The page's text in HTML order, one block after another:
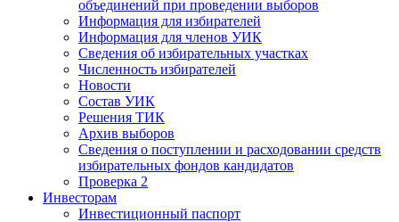
объединений при проведении выборов
Информация для избирателей
Информация для членов УИК
Сведения об избирательных участках
Численность избирателей
Новости
Состав УИК
Решения ТИК
Архив выборов
Сведения о поступлении и расходовании средств
избирательных фондов кандидатов
Проверка 2
Инвесторам
Инвестиционный паспорт